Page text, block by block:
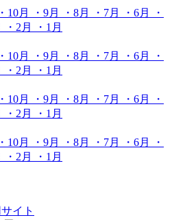
・10月 ・9月 ・8月 ・7月 ・6月
・
・2月
・1月
・10月 ・9月 ・8月 ・7月 ・6月
・
・2月
・1月
・10月 ・9月 ・8月 ・7月 ・6月
・
・2月
・1月
・10月 ・9月 ・8月 ・7月 ・6月
・
・2月
・1月